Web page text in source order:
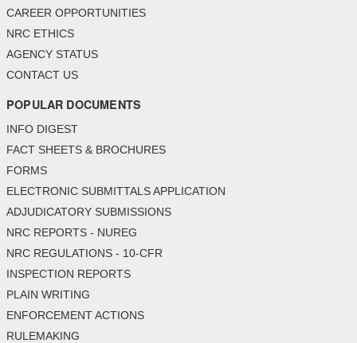
CAREER OPPORTUNITIES
NRC ETHICS
AGENCY STATUS
CONTACT US
POPULAR DOCUMENTS
INFO DIGEST
FACT SHEETS & BROCHURES
FORMS
ELECTRONIC SUBMITTALS APPLICATION
ADJUDICATORY SUBMISSIONS
NRC REPORTS - NUREG
NRC REGULATIONS - 10-CFR
INSPECTION REPORTS
PLAIN WRITING
ENFORCEMENT ACTIONS
RULEMAKING